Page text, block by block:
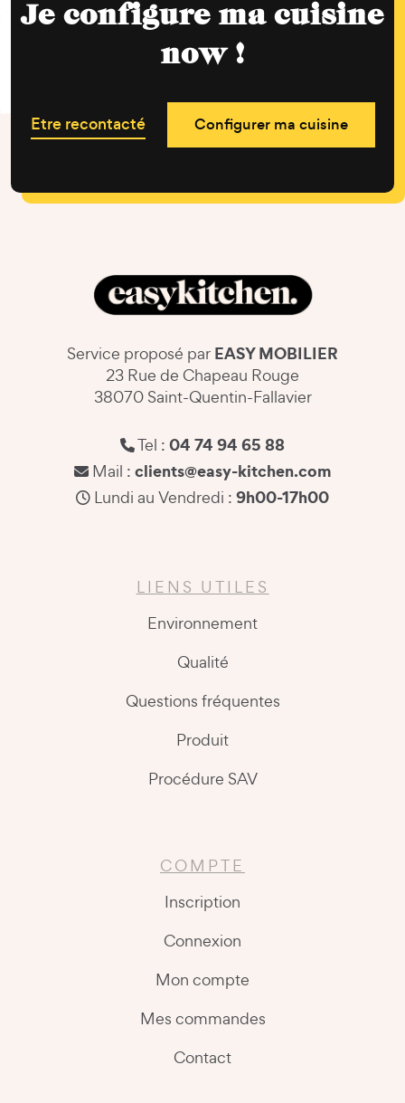
Je configure ma cuisine
now !
Etre recontacté Configurer ma cuisine
Service proposé par EASY MOBILIER
23 Rue de Chapeau Rouge
38070 Saint-Quentin-Fallavier
Tel : 04 74 94 65 88
Mail : clients@easy-kitchen.com
Lundi au Vendredi : 9h00-17h00
LIENS UTILES
Environnement
Qualité
Questions fréquentes
Produit
Procédure SAV
COMPTE
Inscription
Connexion
Mon compte
Mes commandes
Contact